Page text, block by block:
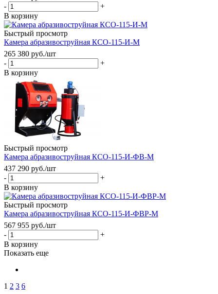
-
+
В корзину
Быстрый просмотр
Камера абразивоструйная КСО-115-И-М
265 380 руб./шт
-
+
В корзину
Быстрый просмотр
Камера абразивоструйная КСО-115-И-ФВ-М
437 290 руб./шт
-
+
В корзину
Быстрый просмотр
Камера абразивоструйная КСО-115-И-ФВР-М
567 955 руб./шт
-
+
В корзину
Показать еще
1 2 3 6